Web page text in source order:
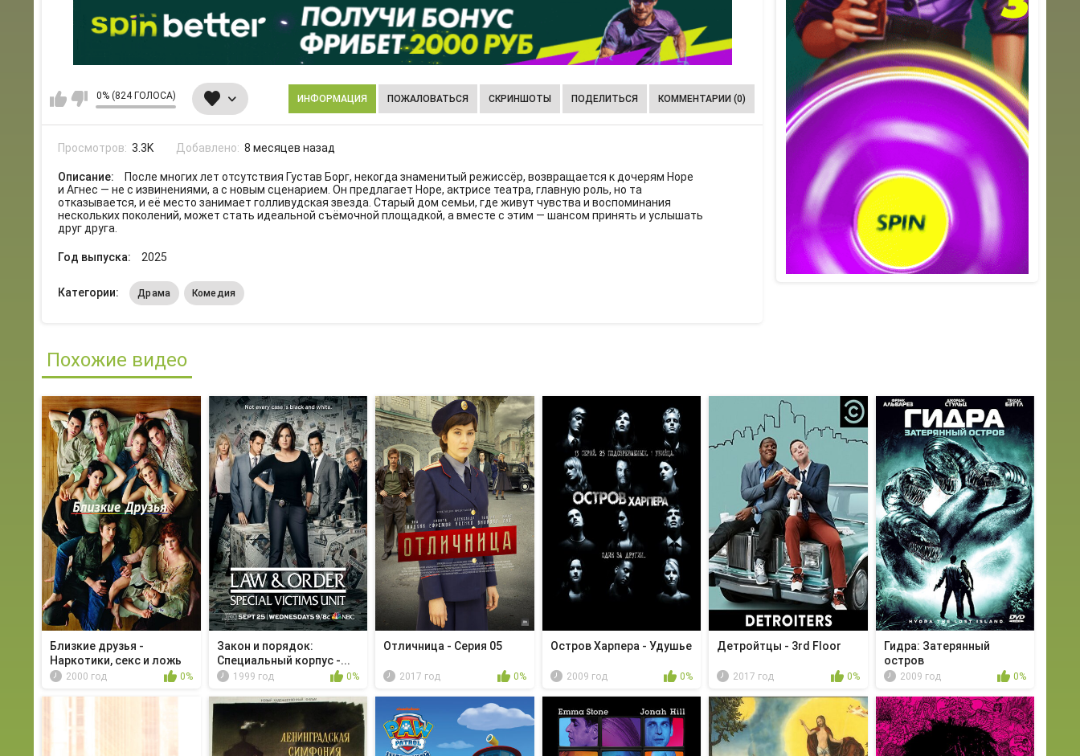
0% (824 ГОЛОСА) ИНФОРМАЦИЯ ПОЖАЛОВАТЬСЯ СКРИНШОТЫ ПОДЕЛИТЬСЯ КОММЕНТАРИИ (0)
Просмотров: 3.3K Добавлено: 8 месяцев назад
Описание:
После многих лет отсутствия Густав Борг, некогда знаменитый режиссёр, возвращается к дочерям Норе
и Агнес — не с извинениями, а с новым сценарием. Он предлагает Норе, актрисе театра, главную роль, но та
отказывается, и её место занимает голливудская звезда. Старый дом семьи, где живут чувства и воспоминания
нескольких поколений, может стать идеальной съёмочной площадкой, а вместе с этим — шансом принять и услышать
друг друга.
Год выпуска: 2025
Категории: Драма Комедия
Похожие видео
Близкие друзья -
Наркотики, секс и ложь
2000 год 0%
Закон и порядок:
Специальный корпус -...
1999 год 0%
Отличница - Серия 05
2017 год 0%
Остров Харпера - Удушье
2009 год 0%
Детройтцы - 3rd Floor
2017 год 0%
Гидра: Затерянный
остров
2009 год 0%